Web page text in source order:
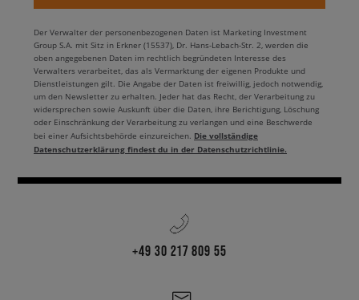
Der Verwalter der personenbezogenen Daten ist Marketing Investment
Group S.A. mit Sitz in Erkner (15537), Dr. Hans-Lebach-Str. 2, werden die
oben angegebenen Daten im rechtlich begründeten Interesse des
Verwalters verarbeitet, das als Vermarktung der eigenen Produkte und
Dienstleistungen gilt. Die Angabe der Daten ist freiwillig, jedoch notwendig,
um den Newsletter zu erhalten. Jeder hat das Recht, der Verarbeitung zu
widersprechen sowie Auskunft über die Daten, ihre Berichtigung, Löschung
oder Einschränkung der Verarbeitung zu verlangen und eine Beschwerde
bei einer Aufsichtsbehörde einzureichen. Die vollständige
Datenschutzerklärung findest du in der Datenschutzrichtlinie.
+49 30 217 809 55